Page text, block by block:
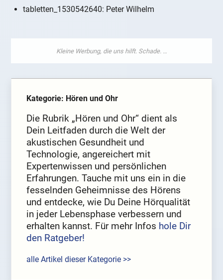
tabletten_1530542640: Peter Wilhelm
Kategorie: Hören und Ohr
Die Rubrik „Hören und Ohr“ dient als
Dein Leitfaden durch die Welt der
akustischen Gesundheit und
Technologie, angereichert mit
Expertenwissen und persönlichen
Erfahrungen. Tauche mit uns ein in die
fesselnden Geheimnisse des Hörens
und entdecke, wie Du Deine Hörqualität
in jeder Lebensphase verbessern und
erhalten kannst. Für mehr Infos hole Dir
den Ratgeber!
alle Artikel dieser Kategorie >>